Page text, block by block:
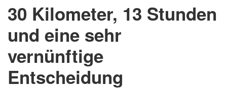
30 Kilometer, 13 Stunden
und eine sehr
vernünftige
Entscheidung